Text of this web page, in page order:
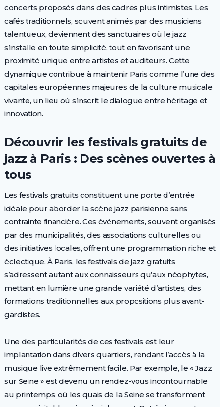
concerts proposés dans des cadres plus intimistes. Les
cafés traditionnels, souvent animés par des musiciens
talentueux, deviennent des sanctuaires où le jazz
s’installe en toute simplicité, tout en favorisant une
proximité unique entre artistes et auditeurs. Cette
dynamique contribue à maintenir Paris comme l’une des
capitales européennes majeures de la culture musicale
vivante, un lieu où s’inscrit le dialogue entre héritage et
innovation.
Découvrir les festivals gratuits de
jazz à Paris : Des scènes ouvertes à
tous
Les festivals gratuits constituent une porte d’entrée
idéale pour aborder la scène jazz parisienne sans
contrainte financière. Ces événements, souvent organisés
par des municipalités, des associations culturelles ou
des initiatives locales, offrent une programmation riche et
éclectique. À Paris, les festivals de jazz gratuits
s’adressent autant aux connaisseurs qu’aux néophytes,
mettant en lumière une grande variété d’artistes, des
formations traditionnelles aux propositions plus avant-
gardistes.
Une des particularités de ces festivals est leur
implantation dans divers quartiers, rendant l’accès à la
musique live extrêmement facile. Par exemple, le « Jazz
sur Seine » est devenu un rendez-vous incontournable
au printemps, où les quais de la Seine se transforment